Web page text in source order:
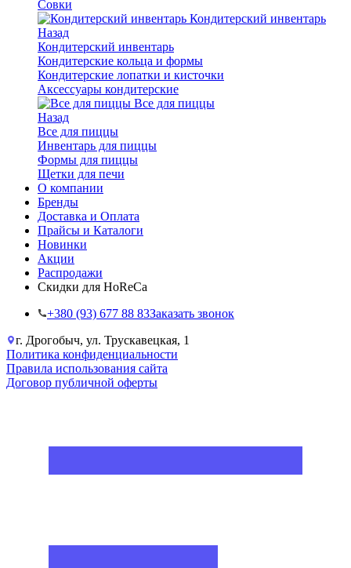
Совки
Кондитерский инвентарь
Назад
Кондитерский инвентарь
Кондитерские кольца и формы
Кондитерские лопатки и кисточки
Аксессуары кондитерские
Все для пиццы
Назад
Все для пиццы
Инвентарь для пиццы
Формы для пиццы
Щетки для печи
О компании
Бренды
Доставка и Оплата
Прайсы и Каталоги
Новинки
Акции
Распродажи
Скидки для HoReCa
+38‎0 (93) 677 88 83Заказать звонок
г. Дрогобыч, ул. Трускавецкая, 1
Политика конфиденциальности
Правила использования сайта
Договор публичной оферты